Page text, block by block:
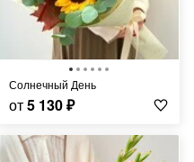
Солнечный День
от5 130₽